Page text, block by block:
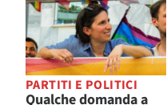
PARTITI E POLITICI
Qualche domanda a